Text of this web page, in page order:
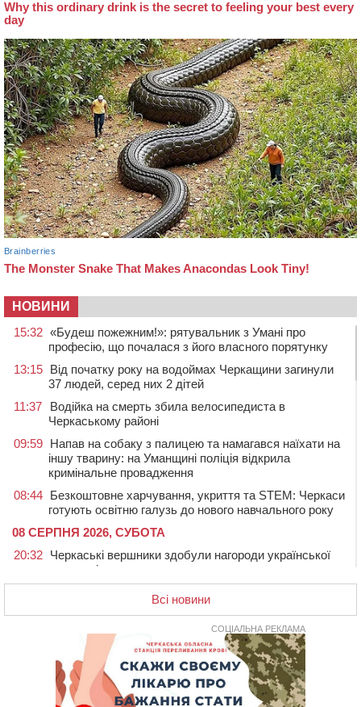
НОВИНИ
15:32 «Будеш пожежним!»: рятувальник з Умані про
професію, що почалася з його власного порятунку
13:15 Від початку року на водоймах Черкащини загинули
37 людей, серед них 2 дітей
11:37
Водійка на смерть збила велосипедиста в
Черкаському районі
09:59 Напав на собаку з палицею та намагався наїхати на
іншу тварину: на Уманщині поліція відкрила
кримінальне провадження
08:44 Безкоштовне харчування, укриття та STEM: Черкаси
готують освітню галузь до нового навчального року
08 СЕРПНЯ 2026, СУБОТА
20:32 Черкаські вершники здобули нагороди української
першості
На Уманщині експосадовицю відділу освіти
судитимуть через завдані бюджету збитки
У Єрках прощатимуться з полеглим на Курщині
стрільцем ДШВ
Апеляційний суд підтвердив стягнення майже 250
тис. грн шкоди за незаконний вилов риби
Всі новини
СОЦІАЛЬНА РЕКЛАМА